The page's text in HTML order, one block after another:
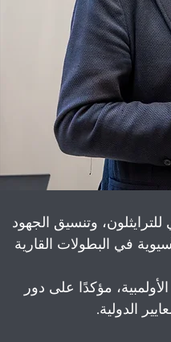
وتنسيق الجهود
في البطولات القارية
مؤكدًا على دور
الدولية.